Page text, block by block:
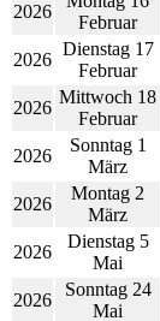
2026
Februar
2026
Dienstag 17
Februar
2026
Mittwoch 18
Februar
2026
Sonntag 1
März
2026
Montag 2
März
2026
Dienstag 5
Mai
2026
Sonntag 24
Mai